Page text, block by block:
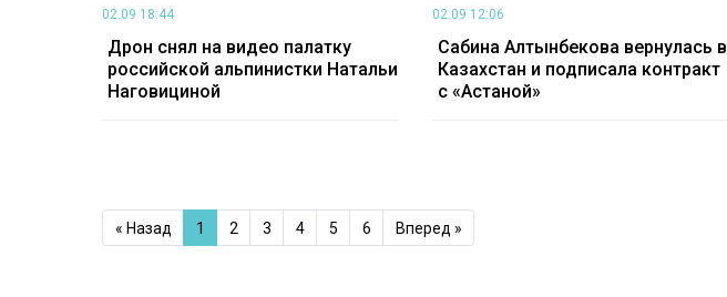
02.09 18:44
Дрон снял на видео палатку
российской альпинистки Натальи
Наговициной
02.09 12:06
Сабина Алтынбекова вернулась в
Казахстан и подписала контракт
с «Астаной»
« Назад 1 2 3 4 5 6 Вперед »